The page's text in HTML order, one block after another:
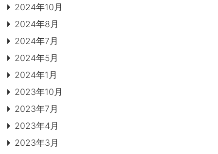
オンラインショップ
2024年10月
2024年8月
2024年7月
2024年5月
2024年1月
2023年10月
2023年7月
2023年4月
2023年3月